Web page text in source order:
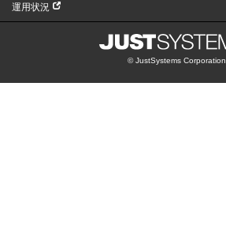
運用状況
© JustSystems Corporation